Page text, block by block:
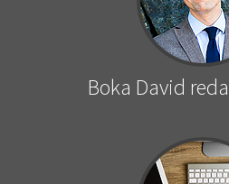
Boka David